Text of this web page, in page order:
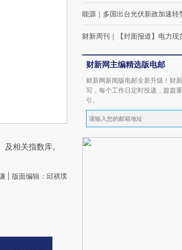
相关指数库。
| 版面编辑：邱祺璞
能源 ｜ 多国出台光伏新政加速转
财新周刊 ｜ 【封面报道】电力
财新网主编精选版电邮
财新网新闻版电邮全新升级！财
写，每个工作日定时投递，篇篇
引。